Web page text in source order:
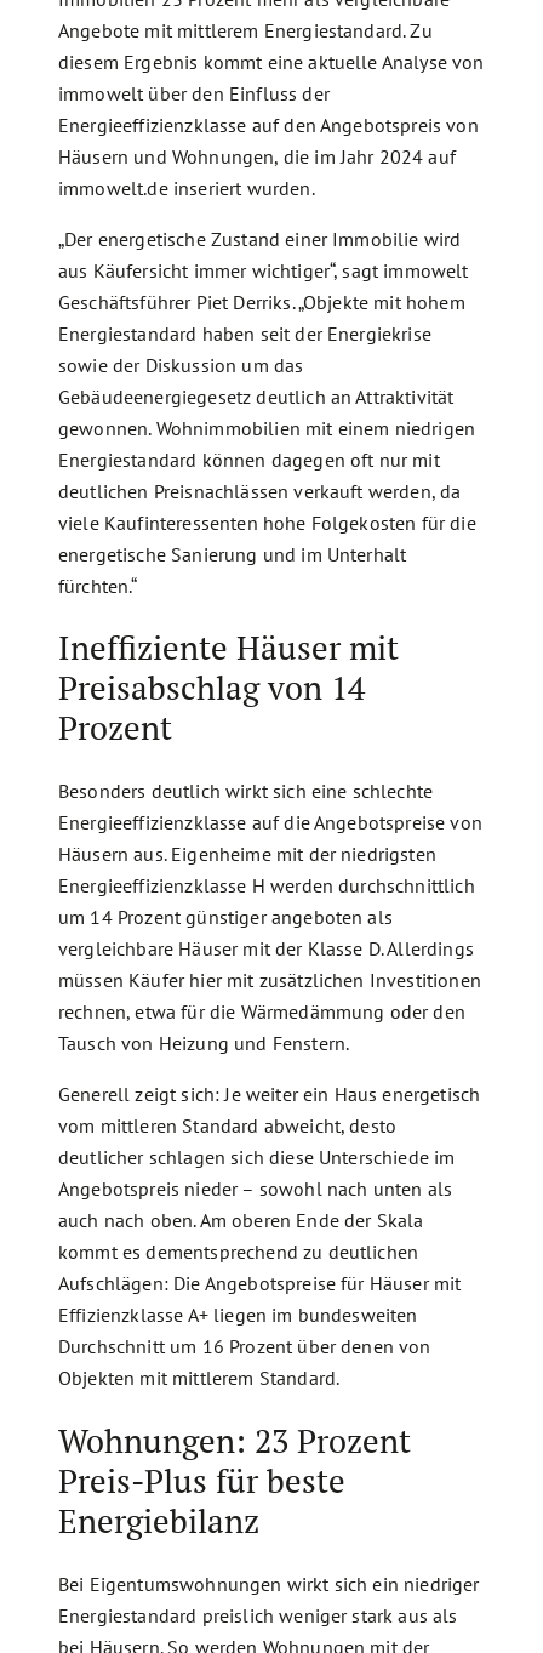
Angebote mit mittlerem Energiestandard. Zu
diesem Ergebnis kommt eine aktuelle Analyse von
immowelt über den Einfluss der
Energieeffizienzklasse auf den Angebotspreis von
Häusern und Wohnungen, die im Jahr 2024 auf
immowelt.de inseriert wurden.
„Der energetische Zustand einer Immobilie wird
aus Käufersicht immer wichtiger“, sagt immowelt
Geschäftsführer Piet Derriks. „Objekte mit hohem
Energiestandard haben seit der Energiekrise
sowie der Diskussion um das
Gebäudeenergiegesetz deutlich an Attraktivität
gewonnen. Wohnimmobilien mit einem niedrigen
Energiestandard können dagegen oft nur mit
deutlichen Preisnachlässen verkauft werden, da
viele Kaufinteressenten hohe Folgekosten für die
energetische Sanierung und im Unterhalt
fürchten.“
Ineffiziente Häuser mit
Preisabschlag von 14
Prozent
Besonders deutlich wirkt sich eine schlechte
Energieeffizienzklasse auf die Angebotspreise von
Häusern aus. Eigenheime mit der niedrigsten
Energieeffizienzklasse H werden durchschnittlich
um 14 Prozent günstiger angeboten als
vergleichbare Häuser mit der Klasse D. Allerdings
müssen Käufer hier mit zusätzlichen Investitionen
rechnen, etwa für die Wärmedämmung oder den
Tausch von Heizung und Fenstern.
Generell zeigt sich: Je weiter ein Haus energetisch
vom mittleren Standard abweicht, desto
deutlicher schlagen sich diese Unterschiede im
Angebotspreis nieder – sowohl nach unten als
auch nach oben. Am oberen Ende der Skala
kommt es dementsprechend zu deutlichen
Aufschlägen: Die Angebotspreise für Häuser mit
Effizienzklasse A+ liegen im bundesweiten
Durchschnitt um 16 Prozent über denen von
Objekten mit mittlerem Standard.
Wohnungen: 23 Prozent
Preis-Plus für beste
Energiebilanz
Bei Eigentumswohnungen wirkt sich ein niedriger
Energiestandard preislich weniger stark aus als
bei Häusern. So werden Wohnungen mit der